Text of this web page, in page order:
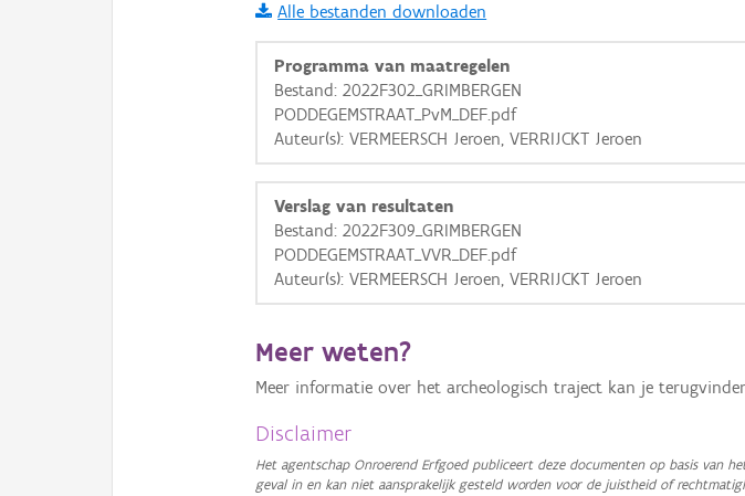
i
+ −
Basis Lagen
Ortho
GRB-Basiskaart in grijswaarden
Alle bestanden downloaden
Programma van maatregelen
Bestand: 2022F302_GRIMBERGEN
PODDEGEMSTRAAT_PvM_DEF.pdf
Auteur(s): VERMEERSCH Jeroen, VERRIJCKT Jeroen
Verslag van resultaten
Bestand: 2022F309_GRIMBERGEN
PODDEGEMSTRAAT_VVR_DEF.pdf
Auteur(s): VERMEERSCH Jeroen, VERRIJCKT Jeroen
Meer weten?
Meer informatie over het archeologisch traject kan je
Disclaimer
Het agentschap Onroerend Erfgoed publiceert deze documenten op basis van
geval in en kan niet aansprakelijk gesteld worden voor de juistheid of